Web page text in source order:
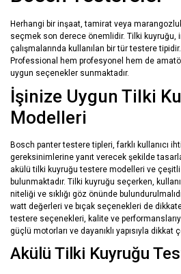
Herhangi bir inşaat, tamirat veya
seçmek son derece önemlidir. Tilki kuyruğu,
çalışmalarında kullanılan bir tür testere
Professional hem profesyonel hem de
uygun seçenekler sunmaktadır.
İşinize Uygun Tilki
Modelleri
Bosch panter testere tipleri, farklı kullanıcı
gereksinimlerine yanıt verecek şekilde
akülü tilki kuyruğu testere modelleri ve
bulunmaktadır. Tilki kuyruğu seçerken,
niteliği ve sıklığı göz önünde
watt değerleri ve bıçak seçenekleri de
testere seçenekleri, kalite ve
güçlü motorları ve dayanıklı yapısıyla dikkat
Akülü Tilki Kuyruğu